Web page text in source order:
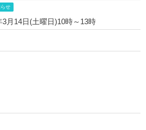
せ
月14日(土曜日)10時～13時